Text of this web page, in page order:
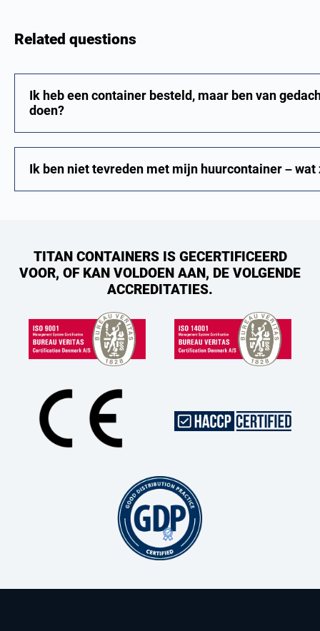
Related questions
Ik heb een container besteld, maar ben van
doen?
Ik ben niet tevreden met mijn huurcontainer –
TITAN CONTAINERS IS GECERTIFICEERD
VOOR, OF KAN VOLDOEN AAN, DE VOLGENDE
ACCREDITATIES.